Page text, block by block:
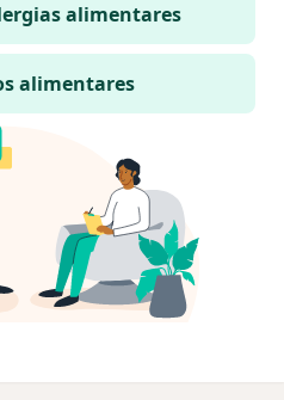
alimentares
alimentares